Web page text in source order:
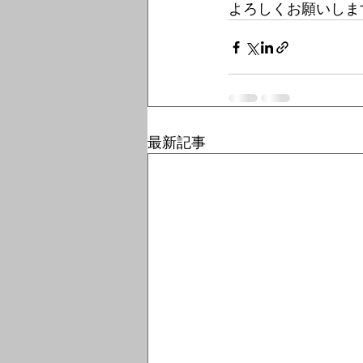
よろしくお願いし
最新記事